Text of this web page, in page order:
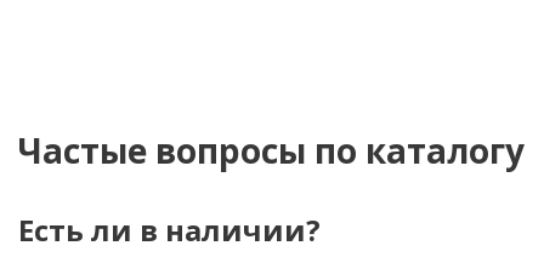
Частые вопросы по каталогу
Есть ли в наличии?